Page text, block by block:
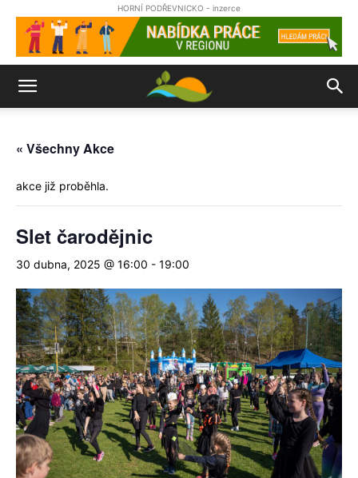
HORNÍ PODŘEVNICKO - inzerce
« Všechny Akce
akce již proběhla.
Slet čarodějnic
30 dubna, 2025 @ 16:00 - 19:00